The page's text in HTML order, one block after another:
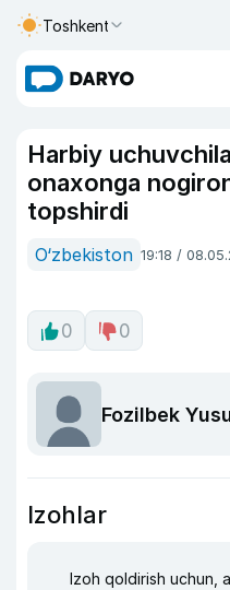
Toshkent
Harbiy
onaxonga
topshirdi
O‘zbekiston 19:18 /
0 0
Fozilbek
Izohlar
Izoh qoldirish uchun,